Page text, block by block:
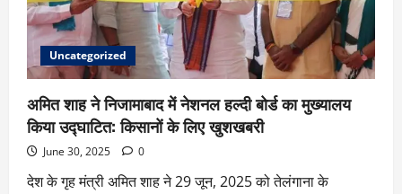
Uncategorized
अमित शाह ने निजामाबाद में नेशनल हल्दी बोर्ड का मुख्यालय
किया उद्घाटित: किसानों के लिए खुशखबरी
June 30, 2025 0
देश के गृह मंत्री अमित शाह ने 29 जून, 2025 को तेलंगाना के